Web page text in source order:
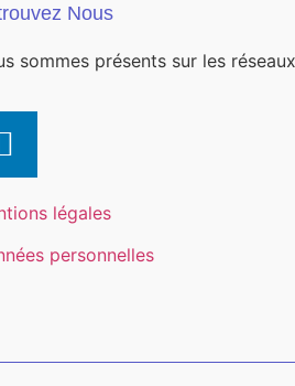
Nous
sommes présents sur les
légales
personnelles